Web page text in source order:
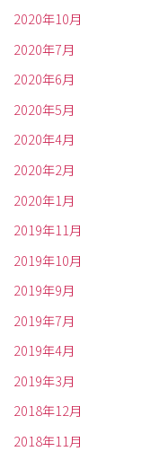
2020年10月
2020年7月
2020年6月
2020年5月
2020年4月
2020年2月
2020年1月
2019年11月
2019年10月
2019年9月
2019年7月
2019年4月
2019年3月
2018年12月
2018年11月